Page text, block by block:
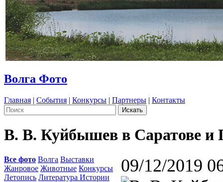
Волга Фото
Главная | События | Конкурсы | Партнеры | Контакты
В. В. Куйбышев в Саратове и
Все фото Волга Выставки
Жанровое Животные Конкурсы
Летопись Литература Истории
09/12/2019